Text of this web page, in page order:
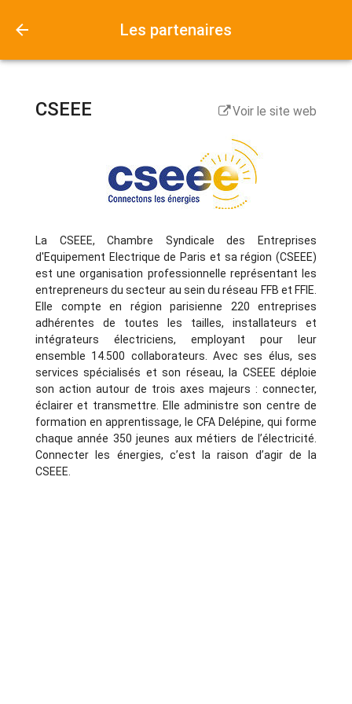
Les partenaires
CSEEE Voir le site web
La CSEEE, Chambre Syndicale des Entreprises
d'Equipement Electrique de Paris et sa région (CSEEE)
est une organisation professionnelle représentant les
entrepreneurs du secteur au sein du réseau FFB et FFIE.
Elle compte en région parisienne 220 entreprises
adhérentes de toutes les tailles, installateurs et
intégrateurs électriciens, employant pour leur
ensemble 14.500 collaborateurs. Avec ses élus, ses
services spécialisés et son réseau, la CSEEE déploie
son action autour de trois axes majeurs : connecter,
éclairer et transmettre. Elle administre son centre de
formation en apprentissage, le CFA Delépine, qui forme
chaque année 350 jeunes aux métiers de l’électricité.
Connecter les énergies, c’est la raison d’agir de la
CSEEE.